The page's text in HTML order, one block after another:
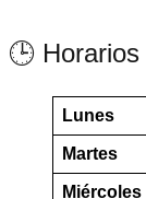
🕒
Lunes
Martes
Miércoles